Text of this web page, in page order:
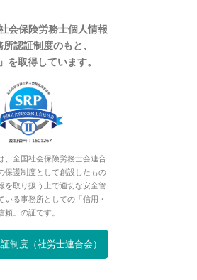
会保険労務士個人情報
認証制度のもと、
を取得しています。
、全国社会保険労務士会連合
保護制度として創設したもの
を取り扱う上で適切な安全管
いる事務所としての「信用・
頼」の証です。
制度（社労士連合会）